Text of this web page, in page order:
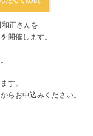
正さんを
開催します。
す。
らお申込みください。